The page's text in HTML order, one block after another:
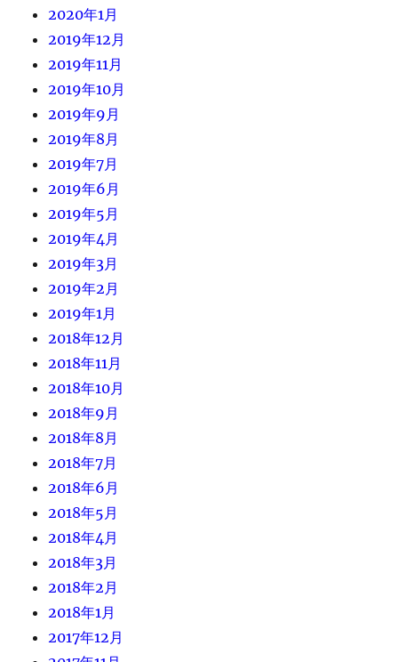
2020年1月
2019年12月
2019年11月
2019年10月
2019年9月
2019年8月
2019年7月
2019年6月
2019年5月
2019年4月
2019年3月
2019年2月
2019年1月
2018年12月
2018年11月
2018年10月
2018年9月
2018年8月
2018年7月
2018年6月
2018年5月
2018年4月
2018年3月
2018年2月
2018年1月
2017年12月